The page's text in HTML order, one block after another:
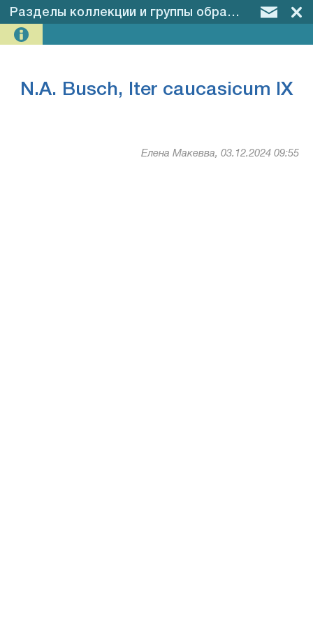
Разделы коллекции и группы образцов –N.A.
N.A. Busch, Iter caucasicum IX
Елена Макевва, 03.12.2024 09:55